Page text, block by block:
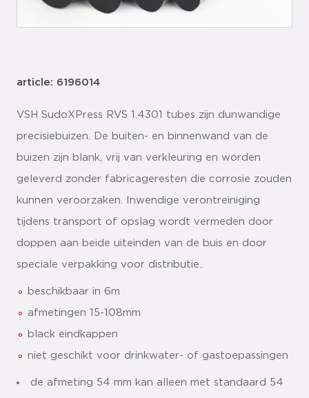
article: 6196014
VSH SudoXPress RVS 1.4301 tubes zijn dunwandige
precisiebuizen. De buiten- en binnenwand van de
buizen zijn blank, vrij van verkleuring en worden
geleverd zonder fabricageresten die corrosie zouden
kunnen veroorzaken. Inwendige verontreiniging
tijdens transport of opslag wordt vermeden door
doppen aan beide uiteinden van de buis en door
speciale verpakking voor distributie..
beschikbaar in 6m
afmetingen 15-108mm
black eindkappen
niet geschikt voor drinkwater- of gastoepassingen
de afmeting 54 mm kan alleen met standaard 54